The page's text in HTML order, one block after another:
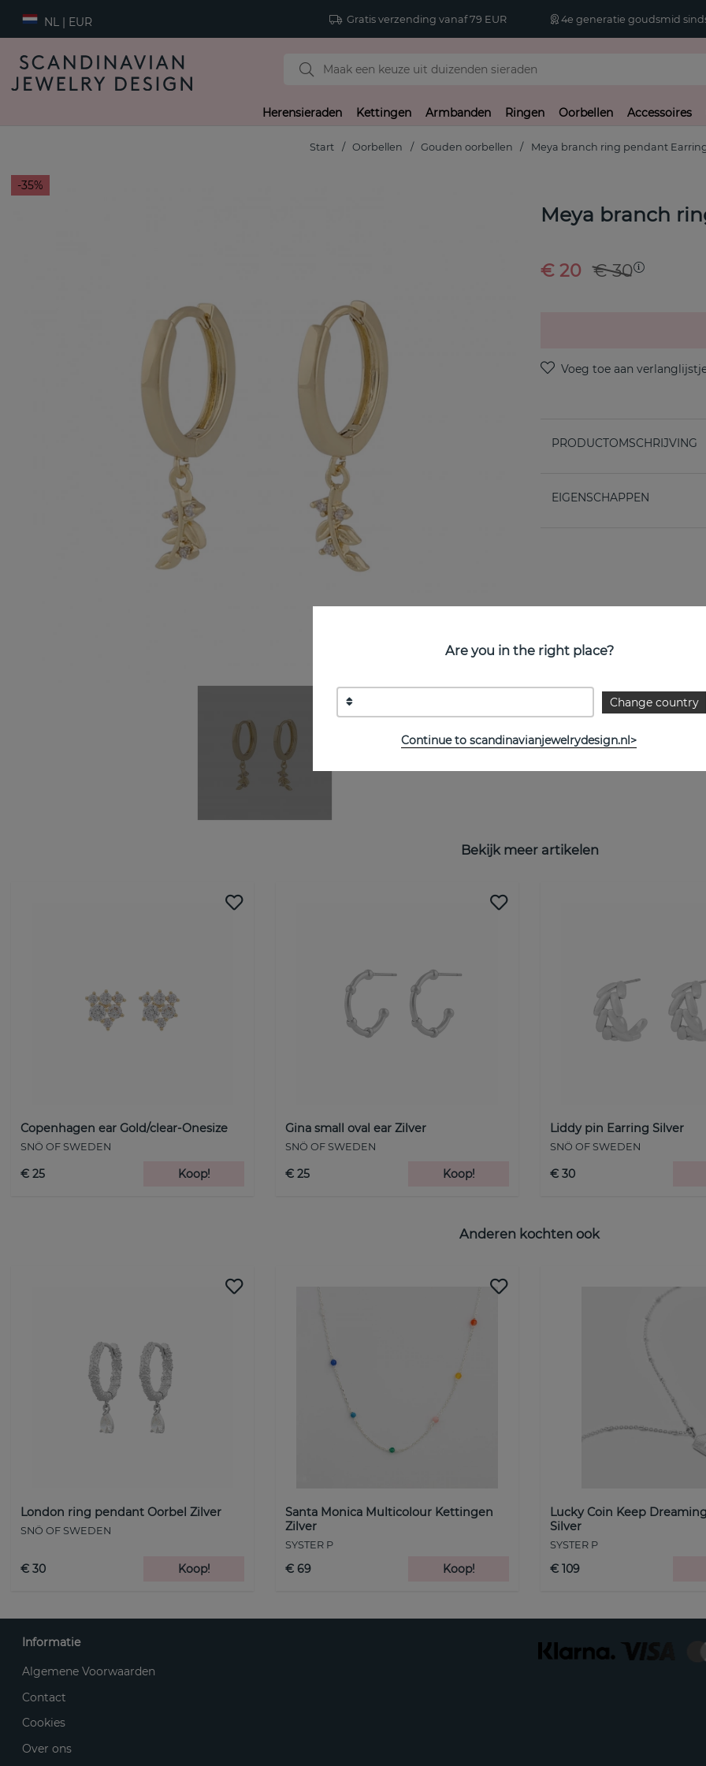
NL | EUR Gratis verzending vanaf 79 EUR 4e generatie goudsmid sinds
Herensieraden Kettingen Armbanden Ringen Oorbellen Accessoires
Start Oorbellen Gouden oorbellen Meya branch ring pendant
35
Meya branch
€ 30
€ 20
PRODUCTOMSCHRIJVING
EIGENSCHAPPEN
Bekijk meer artikelen
Copenhagen ear Gold/clear-Onesize
SNÖ OF SWEDEN
€ 25 Koop!
Gina small oval ear Zilver
SNÖ OF SWEDEN
€ 25 Koop!
Liddy pin Earring Silver
SNÖ OF SWEDEN
€ 30
Anderen kochten ook
London ring pendant Oorbel Zilver
SNÖ OF SWEDEN
€ 30 Koop!
Santa Monica Multicolour Kettingen
Zilver
SYSTER P
€ 69 Koop!
Lucky Coin Keep
Silver
SYSTER P
€ 109
Are you in the right place?
Change country
Continue to scandinavianjewelrydesign.nl>
Informatie
Algemene Voorwaarden
Contact
Cookies
Over ons